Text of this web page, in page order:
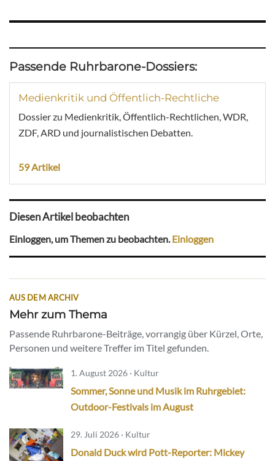
Passende Ruhrbarone-Dossiers:
Medienkritik und Öffentlich-Rechtliche
Dossier zu Medienkritik, Öffentlich-Rechtlichen, WDR,
ZDF, ARD und journalistischen Debatten.
59 Artikel
Diesen Artikel beobachten
Einloggen, um Themen zu beobachten.Einloggen
AUS DEM ARCHIV
Mehr zum Thema
Passende Ruhrbarone-Beiträge, vorrangig über Kürzel, Orte,
Personen und weitere Treffer im Titel gefunden.
1. August 2026 · Kultur
Sommer, Sonne und Musik im Ruhrgebiet:
Outdoor-Festivals im August
29. Juli 2026 · Kultur
Donald Duck wird Pott-Reporter: Mickey